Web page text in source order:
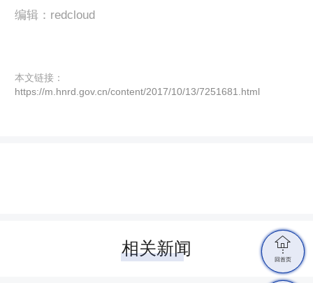
编辑：redcloud
本文链接：
https://m.hnrd.gov.cn/content/2017/10/13/7251681.html
相关新闻 
回首页